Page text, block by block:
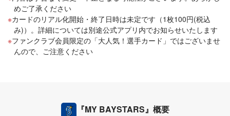
めご了承ください
カードのリアル化開始・終了日時は未定です（1枚100円(税込
み)）。詳細については別途公式アプリ内でお知らせいたします
ファンクラブ会員限定の「大人気！選手カード」ではございませ
んので、ご注意ください
『MY BAYSTARS』概要